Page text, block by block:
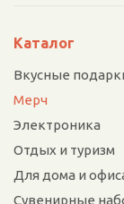
Каталог
Вкусные
Мерч
Электроника
Отдых и туризм
Для дома и
Сувенирные